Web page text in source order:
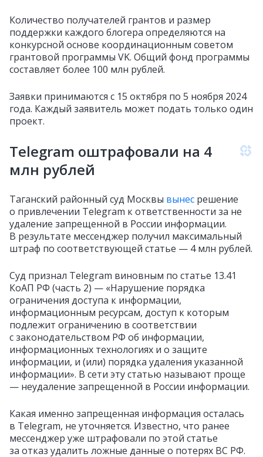
Количество получателей грантов и размер
поддержки каждого блогера определяются на
конкурсной основе координационным советом
грантовой программы VK. Общий фонд программы
составляет более 100 млн рублей.
Заявки принимаются с 15 октября по 5 ноября 2024
года. Каждый заявитель может подать только один
проект.
Telegram оштрафовали на 4
млн рублей
Таганский районный суд Москвы вынес решение
о привлечении Telegram к ответственности за не
удаление запрещенной в России информации.
В результате мессенджер получил максимальный
штраф по соответствующей статье — 4 млн рублей.
Суд признал Telegram виновным по статье 13.41
КоАП РФ (часть 2) — «Нарушение порядка
ограничения доступа к информации,
информационным ресурсам, доступ к которым
подлежит ограничению в соответствии
с законодательством РФ об информации,
информационных технологиях и о защите
информации, и (или) порядка удаления указанной
информации». В сети эту статью называют проще
— неудаление запрещенной в России информации.
Какая именно запрещенная информация осталась
в Telegram, не уточняется. Известно, что ранее
мессенджер уже штрафовали по этой статье
за отказ удалить ложные данные о потерях ВС РФ.